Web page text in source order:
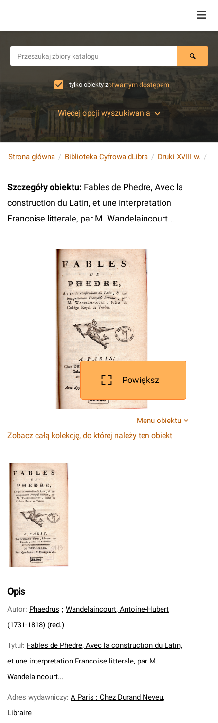
tylko obiekty zotwartym dostępem
Więcej opcji wyszukiwania
Strona główna Biblioteka Cyfrowa dLibra Druki XVIII w.
Szczegóły obiektu: Fables de Phedre, Avec la
construction du Latin, et une interpretation
Francoise litterale, par M. Wandelaincourt...
Powiększ
Menu obiektu
Zobacz całą kolekcję, do której należy ten obiekt
Opis
Autor: Phaedrus ; Wandelaincourt, Antoine-Hubert
(1731-1818) (red.)
Tytuł: Fables de Phedre, Avec la construction du Latin,
et une interpretation Francoise litterale, par M.
Wandelaincourt...
Adres wydawniczy: A Paris : Chez Durand Neveu,
Libraire